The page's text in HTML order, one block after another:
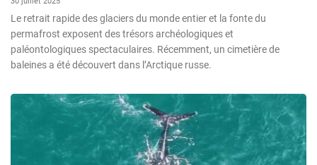
Le retrait rapide des glaciers du monde entier et la fonte du
permafrost exposent des trésors archéologiques et
paléontologiques spectaculaires. Récemment, un cimetière de
baleines a été découvert dans l’Arctique russe.